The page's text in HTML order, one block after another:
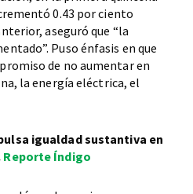
0.43 por ciento
aseguró que “la
Puso énfasis en que
de no aumentar en
la energía eléctrica, el
igualdad sustantiva en
Reporte Índigo